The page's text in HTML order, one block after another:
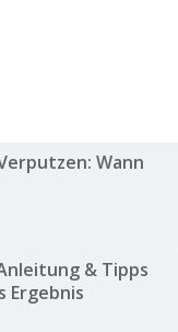
Wann
& Tipps
Ergebnis